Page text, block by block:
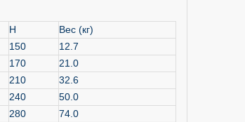
H
Вес (кг)
150
12.7
170
21.0
210
32.6
240
50.0
280
74.0